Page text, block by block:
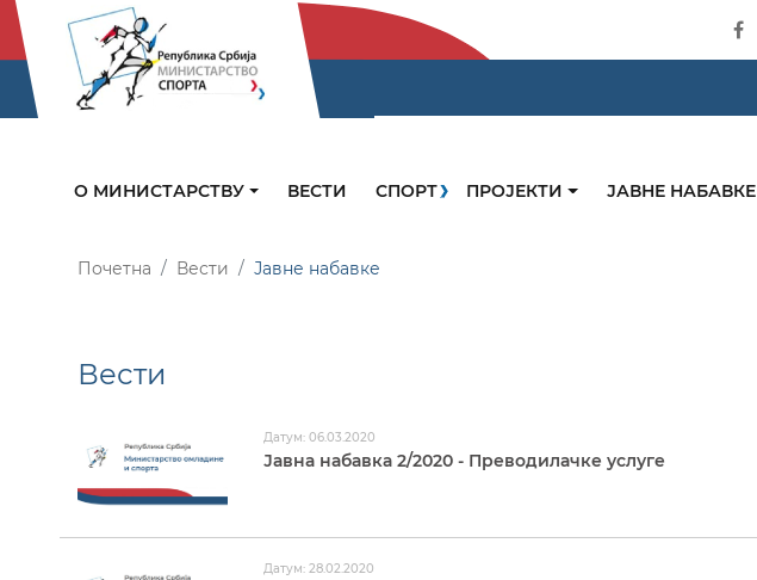
О МИНИСТАРСТВУ ВЕСТИ СПОРТ ПРОЈЕКТИ ЈАВНЕ НАБАВКЕ
Почетна Вести Јавне набавке
Вести
Датум: 06.03.2020
Јавна набавка 2/2020 - Преводилачке услуге
Датум: 28.02.2020